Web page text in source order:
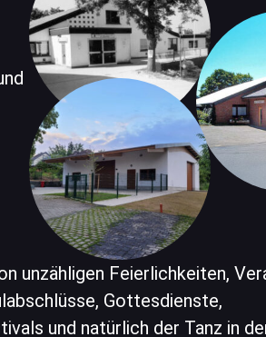
unzähligen Feierlichkeiten,
Gottesdienste,
und natürlich der Tanz in